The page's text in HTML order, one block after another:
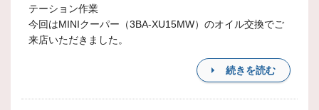
テーション作業
今回はMINIクーパー（3BA-XU15MW）のオイル交換でご
来店いただきました。
続きを読む